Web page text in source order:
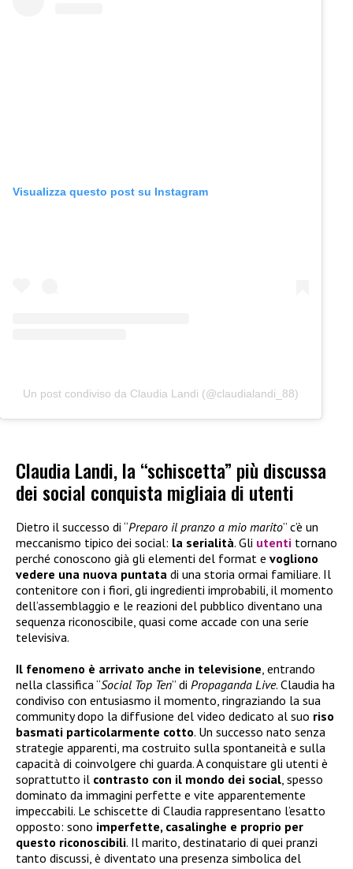
Visualizza questo post su Instagram
Un post condiviso da Claudia Landi (@claudialandi_88)
Claudia Landi, la “schiscetta” più discussa
dei social conquista migliaia di utenti
Dietro il successo di “Preparo il pranzo a mio marito” c’è un
meccanismo tipico dei social: la serialità. Gli utenti tornano
perché conoscono già gli elementi del format e vogliono
vedere una nuova puntata di una storia ormai familiare. Il
contenitore con i fiori, gli ingredienti improbabili, il momento
dell’assemblaggio e le reazioni del pubblico diventano una
sequenza riconoscibile, quasi come accade con una serie
televisiva.
Il fenomeno è arrivato anche in televisione , entrando
nella classifica “Social Top Ten” di Propaganda Live. Claudia ha
condiviso con entusiasmo il momento, ringraziando la sua
community dopo la diffusione del video dedicato al suo riso
basmati particolarmente cotto. Un successo nato senza
strategie apparenti, ma costruito sulla spontaneità e sulla
capacità di coinvolgere chi guarda. A conquistare gli utenti è
soprattutto il contrasto con il mondo dei social , spesso
dominato da immagini perfette e vite apparentemente
impeccabili. Le schiscette di Claudia rappresentano l’esatto
opposto: sono imperfette, casalinghe e proprio per
questo riconoscibili. Il marito, destinatario di quei pranzi
tanto discussi, è diventato una presenza simbolica del